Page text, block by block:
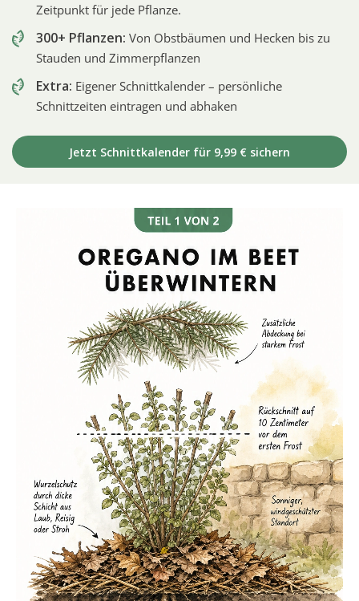
Zeitpunkt für jede Pflanze.
300+ Pflanzen: Von Obstbäumen und Hecken bis zu
Stauden und Zimmerpflanzen
Extra: Eigener Schnittkalender – persönliche
Schnittzeiten eintragen und abhaken
Jetzt Schnittkalender für 9,99 € sichern